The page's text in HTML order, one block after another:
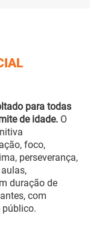
para todas
de idade. O
foco,
perseverança,
duração de
com